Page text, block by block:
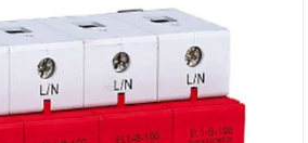
mode (MD)
SPD voldoet aan
.